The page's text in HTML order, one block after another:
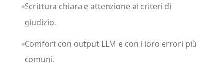
Scrittura chiara e attenzione ai criteri di
giudizio.
Comfort con output LLM e con i loro errori più
comuni.